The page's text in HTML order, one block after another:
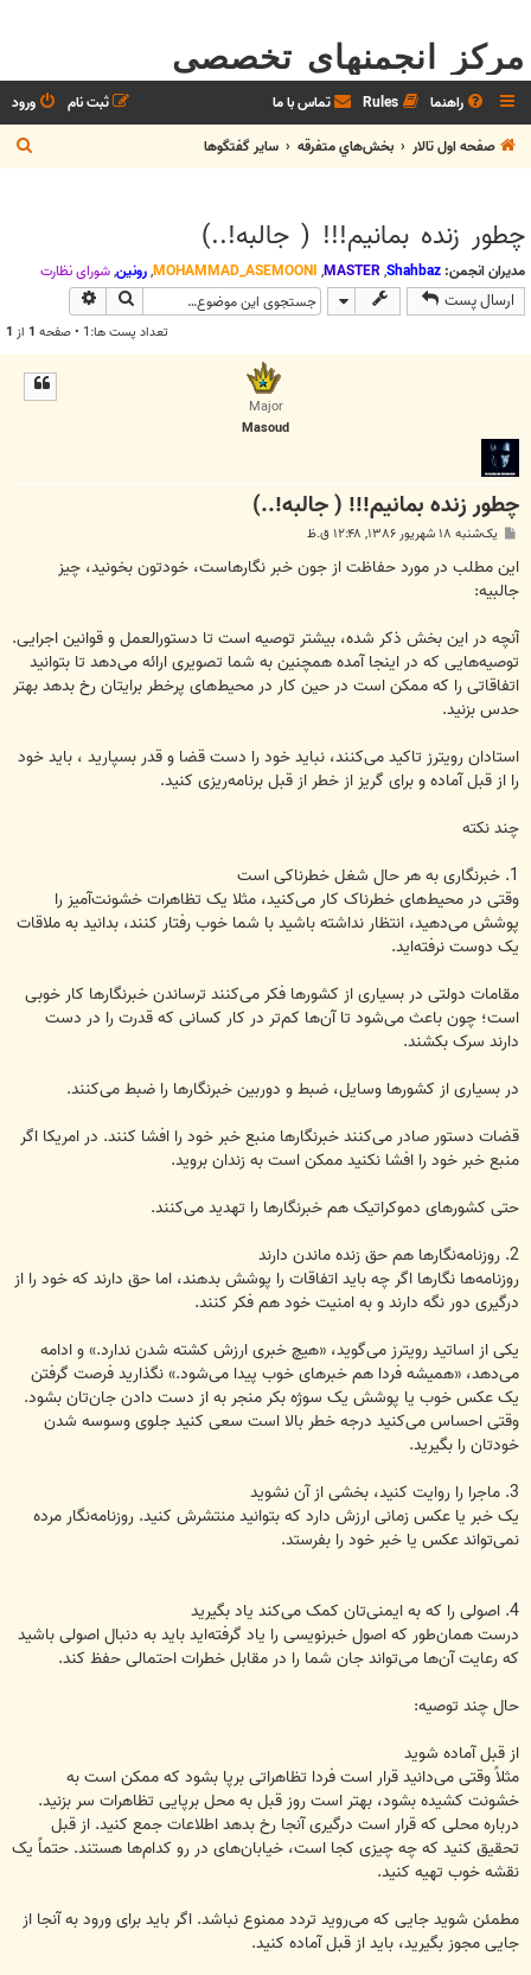
مرکز انجمنهای تخصصی
راهنما Rules تماس با ما ورود
ثبت نام
صفحه اول تالار
بخش‌‌هاي متفرقه ساير گفتگوها
س
چطور زنده بمانيم!!! ( جالبه!..)
مدیران انجمن: Shahbaz
,
MASTER
,
MOHAMMAD_ASEMOONI
,رونین,شوراي نظارت
ارسال پست جستجو
تعداد پست ها:1 • صفحه 1 از 1
Major
Masoud
چطور زنده بمانيم!!! ( جالبه!..)
ت
یک‌شنبه ۱۸ شهریور ۱۳۸۶, ۱۲:۴۸ ق.ظ
اين مطلب در مورد حفاظت از جون خبر نگارهاست، خودتون بخونيد، چيز
جالبيه:
آنچه در این بخش ذکر شده، بیشتر توصیه است تا دستورالعمل و قوانین اجرایی.‏
توصیه‌هایی که در اینجا آمده ‏‏همچنین به شما تصویری ارائه می‌دهد تا بتوانید
اتفاقاتی را که ممکن است در حین کار ‏در محیط‌های پرخطر ‏برایتان ‏رخ بدهد بهتر
حدس بزنید. ‏
استادان رویترز تاکید می‌کنند، نباید خود را دست قضا و قدر بسپارید ، باید خود
را از قبل آماده و برای گریز از ‏‏خطر از قبل برنامه‌ریزی کنید.‏
چند نکته‏
‏وقتی در محیط‌های خطرناک کار می‌کنید، مثلا یک تظاهرات خشونت‌آمیز را
پوشش می‌دهید، انتظار نداشته ‏باشید ‏با شما خوب رفتار کنند، بدانید به ملاقات
یک دوست نرفته‌اید.‏
مقامات دولتی در بسیاری از کشورها فکر می‌کنند ترساندن خبرنگارها کار خوبی
است؛ چون باعث می‌شود ‏تا ‏‏آن‌ها کم‌تر در کار کسانی که قدرت را در دست
دارند سرک بکشند. ‏
در بسیاری از کشورها وسایل، ضبط و دوربین خبرنگارها را ضبط می‌کنند.‏
‏قضات دستور صادر می‌کنند خبرنگارها منبع خبر خود را افشا کنند. در امریکا اگر
منبع خبر خود را افشا ‏نکنید ‏‏ممکن است به زندان بروید.‏
‏حتی کشورهای دموکراتیک هم خبرنگارها را تهدید می‌کنند.‏
روزنامه‌ها نگارها اگر چه باید اتفاقات را پوشش بدهند، اما حق دارند که خود را از
درگیری دور نگه دارند و به ‏‏‏امنیت خود هم فکر کنند.‏
یکی از اساتید رویترز می‌گوید، «هیچ خبری ارزش کشته شدن ندارد.» و ادامه
می‌دهد، «همیشه فردا هم خبرهای ‏‏‏خوب پیدا می‌شود.» نگذارید فرصت گرفتن
یک عکس خوب یا پوشش یک سوژه بکر منجر به از دست دادن ‏‏جان‌تان ‏بشود.
وقتی احساس می‌کنید درجه خطر بالا است سعی کنید جلوی وسوسه شدن
خودتان را بگیرید. ‏
یک خبر یا عکس زمانی ارزش دارد که بتوانید منتشرش کنید. روزنامه‌نگار مرده
نمی‌تواند عکس یا خبر خود ‏را ‏‏بفرستد.‏
درست همان‌طور که اصول خبرنویسی را یاد گرفته‌اید باید به دنبال اصولی باشید
که رعایت آن‌ها می‌تواند جان ‏‏‏شما را در مقابل خطرات احتمالی حفظ کند.‏
حال چند توصیه:‏
از قبل آماده شوید
مثلاً وقتی می‌دانید قرار است فردا تظاهراتی برپا بشود که ممکن است به
خشونت کشیده بشود، بهتر است روز قبل ‏‏‏به محل برپایی تظاهرات سر بزنید.
درباره محلی که قرار است درگیری آنجا رخ بدهد اطلاعات جمع کنید. از قبل
‏تحقیق کنید که چه چیزی ‏کجا ‏است، خیابان‌های در رو کدام‌ها هستند. حتماً یک
نقشه خوب تهیه کنید.‏
مطمئن شوید جایی که می‌روید تردد ممنوع نباشد. اگر باید برای ورود به آنجا از
جایی مجوز ‏بگیرید، باید از قبل ‏‏آماده کنید. ‏